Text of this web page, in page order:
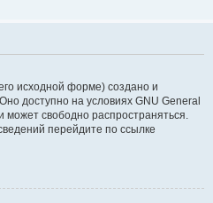
исходной форме) создано и
доступно на условиях GNU General
может свободно распространяться.
перейдите по ссылке